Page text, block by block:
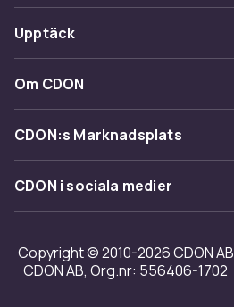
Spåra paket
Ångra & Returnera här
Kundservice
Betalning
Leverans
Återkallelser
Upptäck
Kategorier
Varumärken
Shopit.se
Om CDON
Om oss
Kundrecensioner
Tillgänglighet
CDON:s Marknadsplats
Sälj på CDON
Bli affiliate
Regler & kvalitet
Merchant Help Center
CDON i sociala medier
Copyright © 2010-2026 CDON AB
CDON AB, Org.nr: 556406-1702